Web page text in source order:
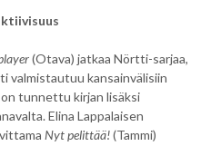
(Otava) jatkaa Nörtti-sarjaa,
valmistautuu kansainvälisiin
tunnettu kirjan lisäksi
Elina Lappalaisen
Nyt pelittää!(Tammi)